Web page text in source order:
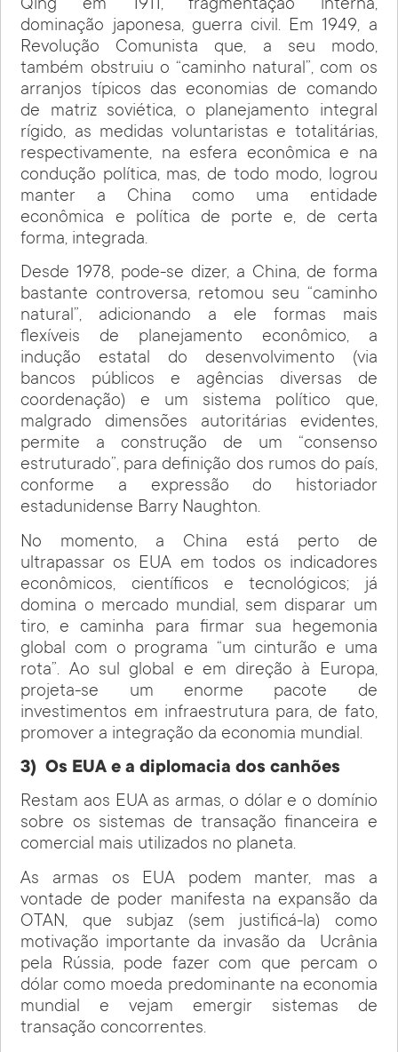
Qing em 1911, fragmentação interna,
dominação japonesa, guerra civil. Em 1949, a
Revolução Comunista que, a seu modo,
também obstruiu o “caminho natural”, com os
arranjos típicos das economias de comando
de matriz soviética, o planejamento integral
rígido, as medidas voluntaristas e totalitárias,
respectivamente, na esfera econômica e na
condução política, mas, de todo modo, logrou
manter a China como uma entidade
econômica e política de porte e, de certa
forma, integrada.
Desde 1978, pode-se dizer, a China, de forma
bastante controversa, retomou seu “caminho
natural”, adicionando a ele formas mais
flexíveis de planejamento econômico, a
indução estatal do desenvolvimento (via
bancos públicos e agências diversas de
coordenação) e um sistema político que,
malgrado dimensões autoritárias evidentes,
permite a construção de um “consenso
estruturado”, para definição dos rumos do país,
conforme a expressão do historiador
estadunidense Barry Naughton.
No momento, a China está perto de
ultrapassar os EUA em todos os indicadores
econômicos, científicos e tecnológicos; já
domina o mercado mundial, sem disparar um
tiro, e caminha para firmar sua hegemonia
global com o programa “um cinturão e uma
rota”. Ao sul global e em direção à Europa,
projeta-se um enorme pacote de
investimentos em infraestrutura para, de fato,
promover a integração da economia mundial.
3) Os EUA e a diplomacia dos canhões
Restam aos EUA as armas, o dólar e o domínio
sobre os sistemas de transação financeira e
comercial mais utilizados no planeta.
As armas os EUA podem manter, mas a
vontade de poder manifesta na expansão da
OTAN, que subjaz (sem justificá-la) como
motivação importante da invasão da
Ucrânia
pela Rússia, pode fazer com que percam o
dólar como moeda predominante na economia
mundial e vejam emergir sistemas de
transação concorrentes.